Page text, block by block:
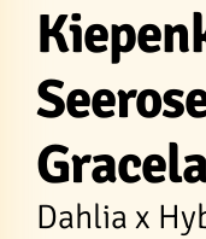
Dahlia x